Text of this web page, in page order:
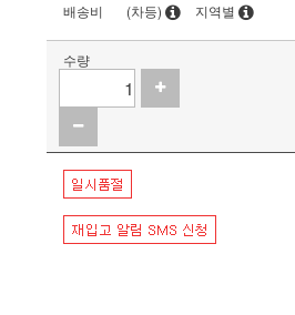
배송비
(차등) 지역별
수량